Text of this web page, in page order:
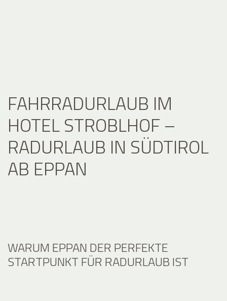
FAHRRADURLAUB IM
HOTEL STROBLHOF –
RADURLAUB IN SÜDTIROL
AB EPPAN
WARUM EPPAN DER PERFEKTE
STARTPUNKT FÜR RADURLAUB IST